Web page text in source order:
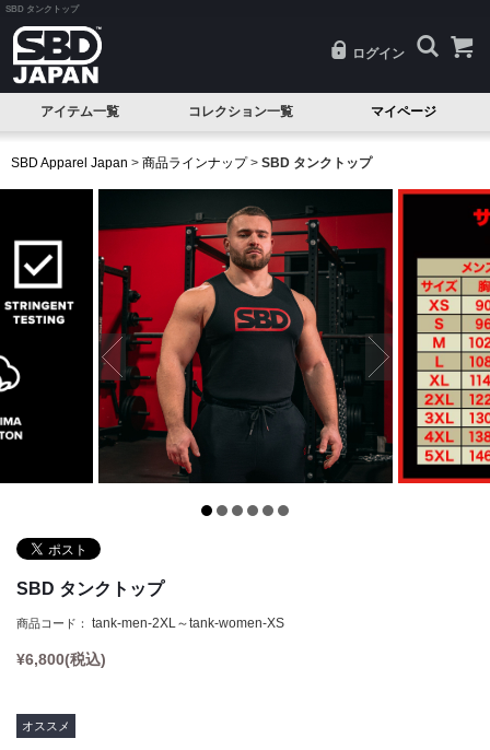
SBD タンクトップ
ログイン
アイテム一覧
試着品
ニースリーブ
エルボースリーブ
ニーラップ
リストラップ
リフティングストラップ
ショーツ
コレクション一覧
Serenity(セレニティ)
Nova(ノヴァ)
Resolve(リゾルブ)
Aspire(アスパイア)
Forge(フォージ)
Reflect(リフレクト)
Momentum(モメンタム)
Phantom(ファントム)
マイページ
SBD Apparel Japan > 商品ラインナップ> SBD タンクトップ
SBD タンクトップ
商品コード： tank-men-2XL～tank-women-XS
¥6,800(税込)
オススメ